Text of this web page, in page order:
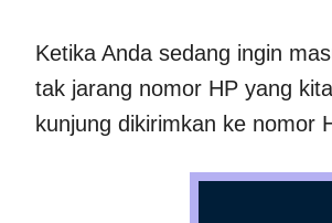
Ketika Anda sedang ingin
tak jarang nomor HP yang
kunjung dikirimkan ke nomor